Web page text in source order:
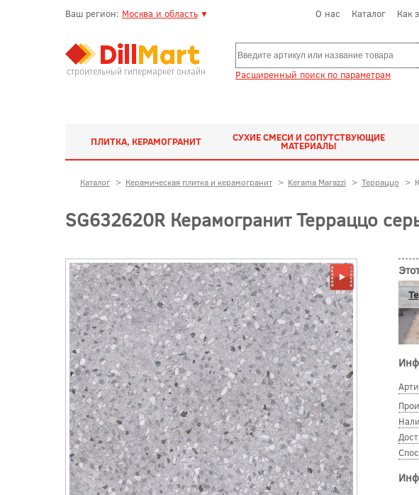
Ваш регион: Москва и область ▼ О нас Каталог Как
строительный гипермаркет онлайн Расширенный поиск по параметрам
ПЛИТКА, КЕРАМОГРАНИТ СУХИЕ СМЕСИ И СОПУТСТВУЮЩИЕ
МАТЕРИАЛЫ
Каталог > Керамическая плитка и керамогранит > Kerama Marazzi > Терраццо >
SG632620R Керамогранит Терраццо